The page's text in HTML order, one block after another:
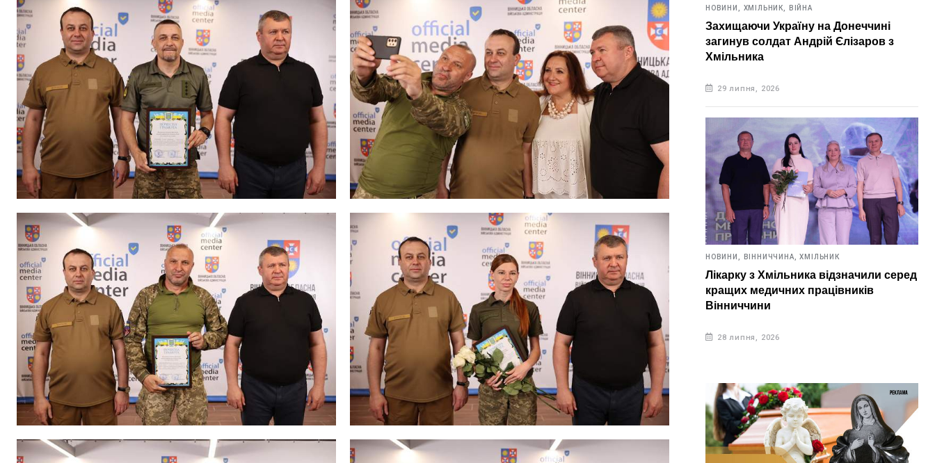
НОВИНИ, ХМІЛЬНИК, ВІЙНА
Захищаючи Україну на Донеччині
загинув солдат Андрій Єлізаров з
Хмільника
29 липня, 2026
НОВИНИ, ВІННИЧЧИНА, ХМІЛЬНИК
Лікарку з Хмільника відзначили серед
кращих медичних працівників
Вінниччини
28 липня, 2026